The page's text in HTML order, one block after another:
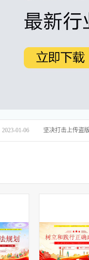
2023-01-06 坚决打击上传盗